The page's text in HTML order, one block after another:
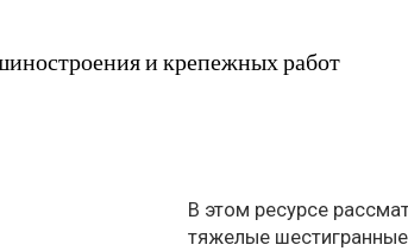
и крепежных работ
В этом ресурсе
тяжелые